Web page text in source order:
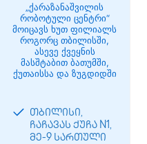
„ქარაზანაშვილის
რობოტული ცენტრი“
მოიცავს ხუთ ფილიალს
როგორც თბილისში,
ასევე ქვეყნის
მასშტაბით ბათუმში,
ქუთაისსა და ზუგდიდში
თბილისი,
ჩაჩავას ქუჩა N1,
მე-9 სართული